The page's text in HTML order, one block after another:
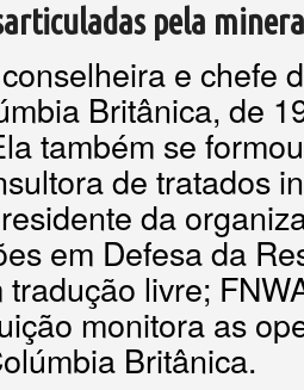
pela
e chefe
Britânica, de
também se
de tratados
da
em Defesa da
livre;
monitora as
Britânica.